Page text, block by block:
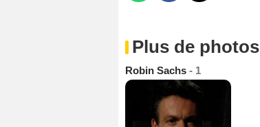
Plus de photos
Robin Sachs - 1